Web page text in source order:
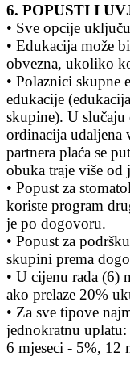
6. POPUSTI I
• Sve opcije
• Edukacija može
obvezna, ukoliko
• Polaznici skupne
edukacije
skupine). U
ordinacija udaljena
partnera plaća se
obuka traje više od
• Popust za
koriste program
je po dogovoru.
• Popust za
skupini prema
• U cijenu rada (6)
ako prelaze 20%
• Za sve tipove
jednokratnu uplatu:
6 mjeseci - 5%, 12